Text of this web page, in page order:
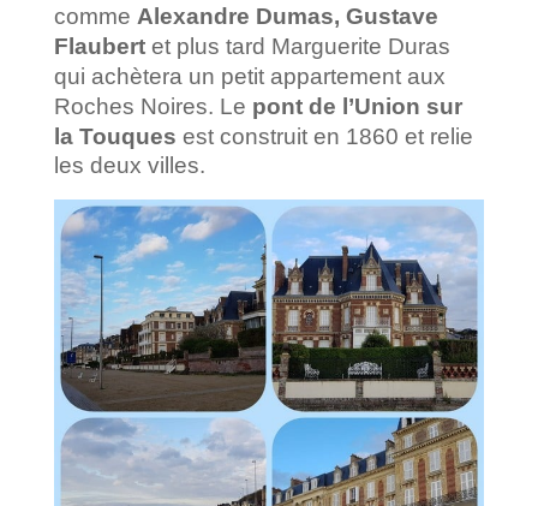
comme Alexandre Dumas, Gustave
Flaubertet plus tard Marguerite Duras
qui achètera un petit appartement aux
Roches Noires. Le pont de l’Union sur
la Touques est construit en 1860 et relie
les deux villes.